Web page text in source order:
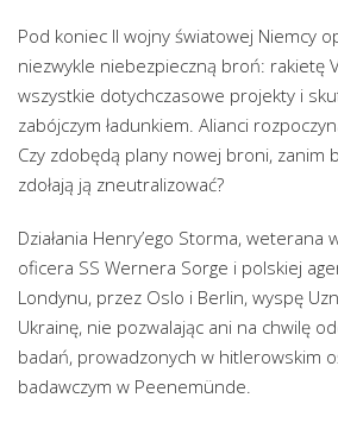
Pod koniec II wojny światowej Niemcy
niezwykle niebezpieczną broń: rakietę
wszystkie dotychczasowe projekty i
zabójczym ładunkiem. Alianci
Czy zdobędą plany nowej broni, zanim
zdołają ją zneutralizować?
Działania Henry’ego Storma, weterana
oficera SS Wernera Sorge i polskiej
Londynu, przez Oslo i Berlin, wyspę
Ukrainę, nie pozwalając ani na chwilę
badań, prowadzonych w hitlerowskim
badawczym w Peenemünde.